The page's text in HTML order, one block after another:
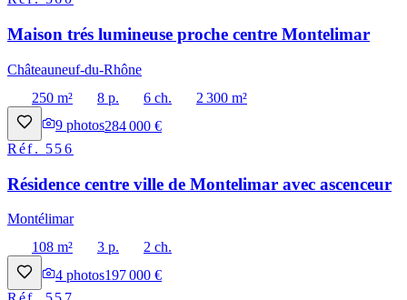
Maison trés lumineuse proche centre Montelimar
Châteauneuf-du-Rhône
250 m²
8 p. 6 ch.
2 300 m²
9 photos284 000 €
Réf. 556
Résidence centre ville de Montelimar avec ascenceur
Montélimar
108 m²
3 p.
2 ch.
4 photos197 000 €